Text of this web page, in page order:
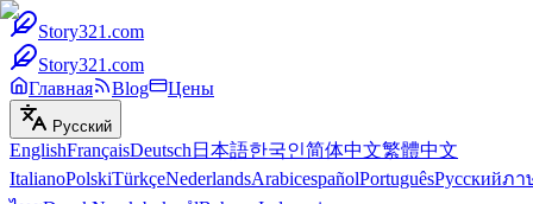
Story321.com
Story321.com
Главная
Blog Цены
Русский
EnglishFrançaisDeutsch 日本語한국인简体中文繁體中文
ItalianoPolskiTürkçeNederlandsArabicespañolPortuguêsРусскийภา